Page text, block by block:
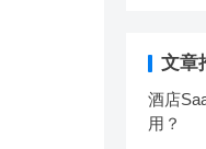
文章
酒店
用？